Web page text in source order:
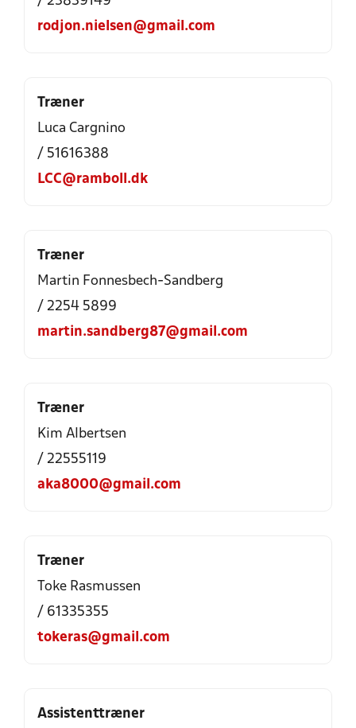
rodjon.nielsen@gmail.com
Træner
Luca Cargnino
/ 51616388
LCC@ramboll.dk
Træner
Martin Fonnesbech-Sandberg
/ 2254 5899
martin.sandberg87@gmail.com
Træner
Kim Albertsen
/ 22555119
aka8000@gmail.com
Træner
Toke Rasmussen
/ 61335355
tokeras@gmail.com
Assistenttræner